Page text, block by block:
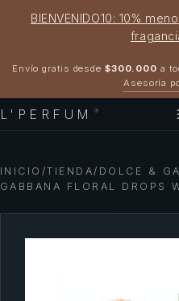
BIENVENIDO10: 10%
Envío gratis desde $300.000 a
Asesoría
L'PERFUM ®
INICIO /TIENDA/ DOLCE &
GABBANA FLORAL DROPS